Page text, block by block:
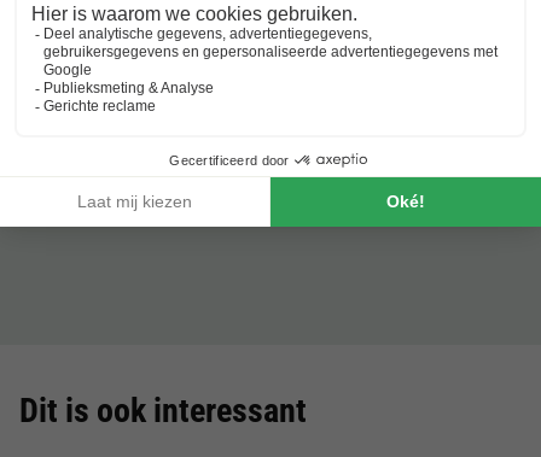
Beste aanbiedingvoor over 3 nachting
Center Parcs Les Hauts de Bruyères
Beste aanbieding
€ 291
€ 360
Dit is ook interessant